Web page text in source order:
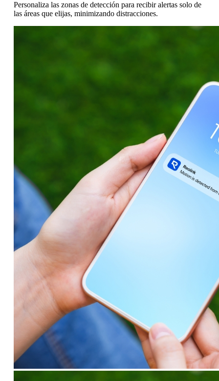
Personaliza las zonas de detección para recibir alertas solo de
las áreas que elijas, minimizando distracciones.